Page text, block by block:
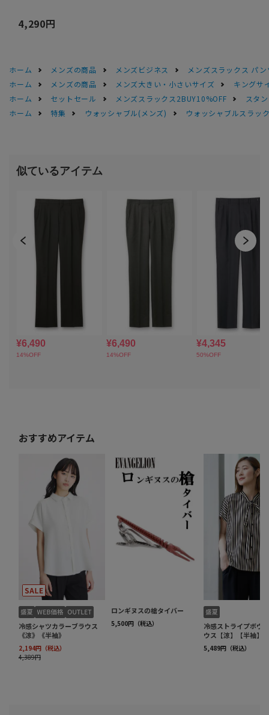
4,290円
ホーム メンズの商品 メンズビジネス
メンズスラックス パン
ホーム
メンズの商品 メンズ大きい・小さいサイズ
キングサ
ホーム
セットセール メンズスラックス2BUY10%OFF
スタ
ホーム
特集 ウォッシャブル(メンズ) ウォッシャブルスラッ